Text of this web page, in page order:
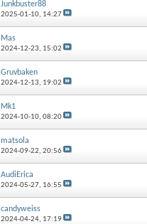
Junkbuster88
2025-01-10, 14:27
Mas
2024-12-23, 15:02
Gruvbaken
2024-12-13, 19:02
Mk1
2024-10-10, 08:20
matsola
2024-09-22, 20:56
AudiErica
2024-05-27, 16:55
candyweiss
2024-04-24, 17:19